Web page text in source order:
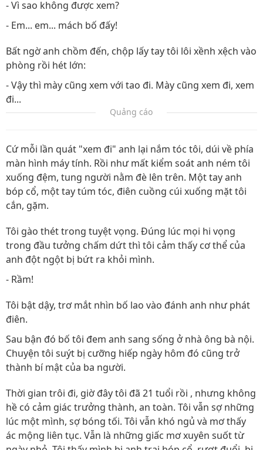
- Vì sao không được xem?
- Em... em... mách bố đấy!
Bất ngờ anh chồm đến, chộp lấy tay tôi lôi xềnh xệch vào
phòng rồi hét lớn:
- Vậy thì mày cũng xem với tao đi. Mày cũng xem đi, xem
đi...
Quảng cáo
Cứ mỗi lần quát "xem đi" anh lại nắm tóc tôi, dúi về phía
màn hình máy tính. Rồi như mất kiểm soát anh ném tôi
xuống đệm, tung người nằm đè lên trên. Một tay anh
bóp cổ, một tay túm tóc, điên cuồng cúi xuống mặt tôi
cắn, gặm.
Tôi gào thét trong tuyệt vọng. Đúng lúc mọi hi vọng
trong đầu tưởng chấm dứt thì tôi cảm thấy cơ thể của
anh đột ngột bị bứt ra khỏi mình.
- Rầm!
Tôi bật dậy, trơ mắt nhìn bố lao vào đánh anh như phát
điên.
Sau bận đó bố tôi đem anh sang sống ở nhà ông bà nội.
Chuyện tôi suýt bị cưỡng hiếp ngày hôm đó cũng trở
thành bí mật của ba người.
Thời gian trôi đi, giờ đây tôi đã 21 tuổi rồi , nhưng không
hề có cảm giác trưởng thành, an toàn. Tôi vẫn sợ những
lúc một mình, sợ bóng tối. Tôi vẫn khó ngủ và mơ thấy
ác mộng liên tục. Vẫn là những giấc mơ xuyên suốt từ